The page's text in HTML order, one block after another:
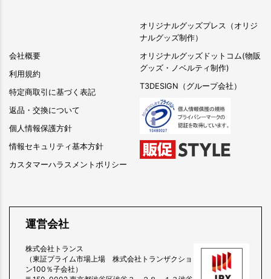
会社概要
利用規約
特定商取引に基づく表記
返品・交換について
個人情報保護方針
情報セキュリティ基本方針
カスタマーハラスメントポリシー
オリジナルグッズプレス（オリジ
ナルグッズ制作）
オリジナルグッズドットコム(物販
グッズ・ノベルティ制作)
T3DESIGN（グループ会社）
運営会社
株式会社トランス
（東証プライム市場上場 株式会社トランザクショ
ン100％子会社）